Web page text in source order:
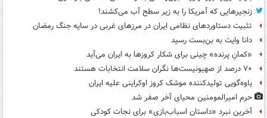
زنجیرهایی که آمریکا را به زیر سطح آب می‌کشند!
تثبیت دستاوردهای نظامی ایران در مرزهای غربی در سایه جنگ رمضان
دانا وایت به بن‌بست رسید
«کمانِ پرنده» چینی برای شکار کروزها به ایران می‌آید
۷۰ درصد از صهیونیست‌ها نگران سلامت انتخابات هستند
یاوه‌گویی تولیدکننده موشک کروز اوکراینی علیه ایران
حرم امیرالمومنین محیای آخر صفر شد
آخرین نبرد «داستان اسباب‌بازی» برای نجات کودکی